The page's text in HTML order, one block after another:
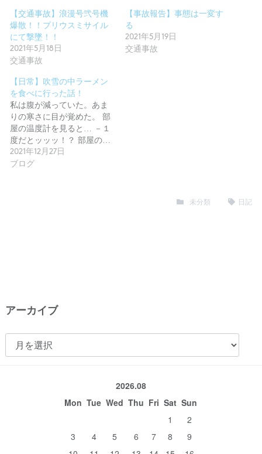
【交通事故】浪漫号弐号機
爆散！！プリウスミサイル
にて撃墜！！
2021年5月18日
交通事故
【事故報告】事態は一変す
る
2021年5月19日
交通事故
【日常】吹雪の中ラーメン
を食べに行った話！
私は腹が減っていた。あま
りの寒さに目が覚めた。 部
屋の温度計を見ると… －１
度だとッッッ！？ 部屋の…
2021年12月27日
ブログ
未分類 日記
アーカイブ
ー
2026.08
Mon Tue Wed Thu Fri Sat Sun
1
2
3
4 5 6 7 8
9